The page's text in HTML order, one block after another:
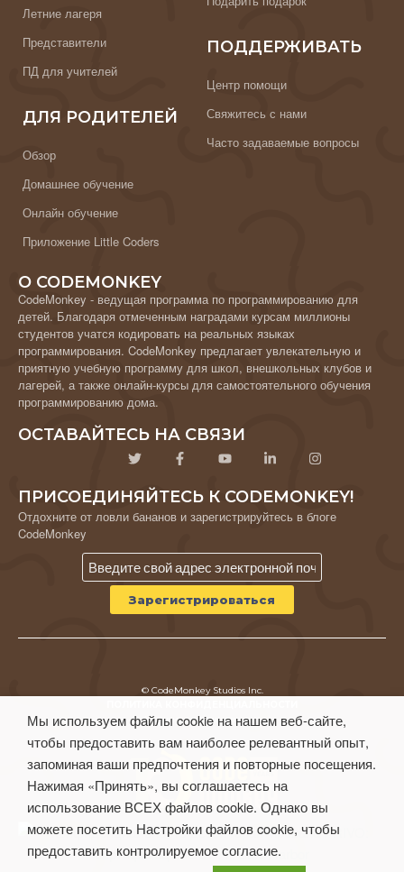
Летние лагеря
Представители
ПД для учителей
ДЛЯ РОДИТЕЛЕЙ
Обзор
Домашнее обучение
Онлайн обучение
Приложение Little Coders
ПОДДЕРЖИВАТЬ
Центр помощи
Свяжитесь с нами
Часто задаваемые вопросы
О CODEMONKEY
CodeMonkey - ведущая программа по программированию для
детей. Благодаря отмеченным наградами курсам миллионы
студентов учатся кодировать на реальных языках
программирования. CodeMonkey предлагает увлекательную и
приятную учебную программу для школ, внешкольных клубов и
лагерей, а также онлайн-курсы для самостоятельного обучения
программированию дома.
ОСТАВАЙТЕСЬ НА СВЯЗИ
ПРИСОЕДИНЯЙТЕСЬ К CODEMONKEY!
Отдохните от ловли бананов и зарегистрируйтесь в блоге
CodeMonkey
© CodeMonkey Studios Inc.
Условия использования
Мы используем файлы cookie на нашем веб-сайте,
чтобы предоставить вам наиболее релевантный опыт,
запоминая ваши предпочтения и повторные посещения.
Нажимая «Принять», вы соглашаетесь на
использование ВСЕХ файлов cookie. Однако вы
можете посетить Настройки файлов cookie, чтобы
предоставить контролируемое согласие.